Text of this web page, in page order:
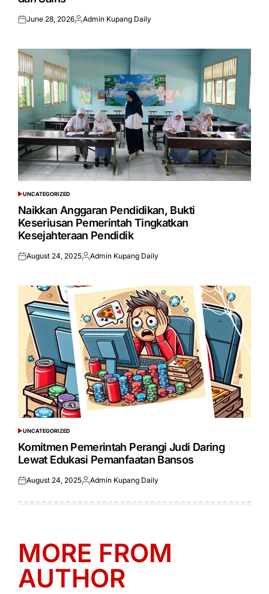
Posted
June 28, 2026Posted
Admin Kupang Daily
POSTED
IN
UNCATEGORIZED
Naikkan Anggaran Pendidikan, Bukti
Keseriusan Pemerintah Tingkatkan
Kesejahteraan Pendidik
Posted
August 24, 2025Posted
Admin Kupang Daily
POSTED
IN
UNCATEGORIZED
Komitmen Pemerintah Perangi Judi Daring
Lewat Edukasi Pemanfaatan Bansos
Posted
August 24, 2025Posted
Admin Kupang Daily
MORE FROM
AUTHOR